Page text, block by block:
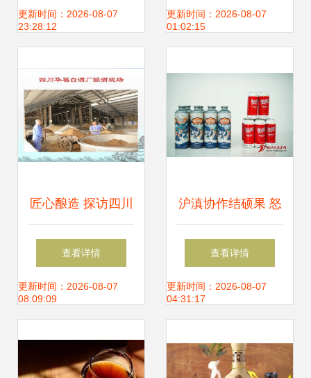
商，开启饮料市场
更新时间：2026-08-07
23:28:12
产品布局
更新时间：2026-08-07
01:02:15
匠心酿造 探访四川
华福白酒厂的生产
现场
查看详情
更新时间：2026-08-07
08:09:09
沪滇协作结硕果 怒
江之畔飘酒香——
泸水市怒爽精酿啤
查看详情
更新时间：2026-08-07
04:31:17